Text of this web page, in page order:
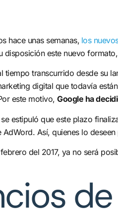
hace unas semanas, los
disposición este nuevo
tiempo transcurrido desde su
digital que todavía
este motivo, Google ha
estipuló que este plazo
AdWord. Así, quienes lo
del 2017, ya no será